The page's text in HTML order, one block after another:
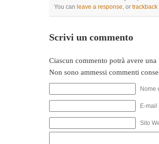
You can leave a response, or trackback
Scrivi un commento
Ciascun commento potrà avere
Non sono ammessi commenti
Nome
E-mail
Sito